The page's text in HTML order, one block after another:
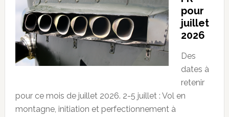
pour
juillet
2026
Des
dates à
retenir
pour ce mois de juillet 2026. 2-5 juillet : Vol en
montagne, initiation et perfectionnement à